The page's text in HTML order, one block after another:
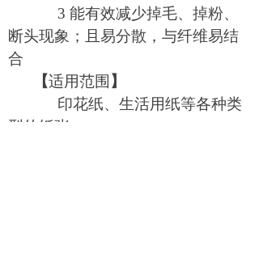
3 能有效减少掉毛、掉粉、
断头现象；且易分散，与纤维易结
合
【适用范围 】
印花纸、生活用纸等各种类
型的纸张